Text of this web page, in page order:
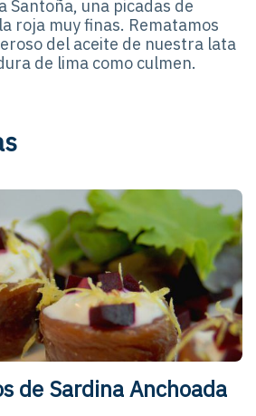
Santoña, una picadas de
roja muy finas. Rematamos
del aceite de nuestra lata
de lima como culmen.
de Sardina Anchoada